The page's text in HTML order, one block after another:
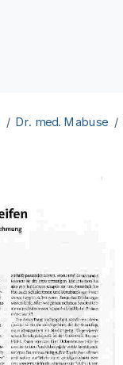
Dr. med. Mabuse